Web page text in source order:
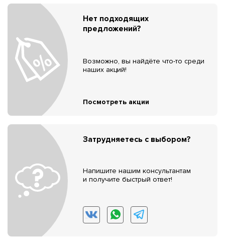
Нет подходящих
предложений?
Возможно, вы найдёте что-то среди
наших акций!
Посмотреть акции
Затрудняетесь с выбором?
Напишите нашим консультантам
и получите быстрый ответ!